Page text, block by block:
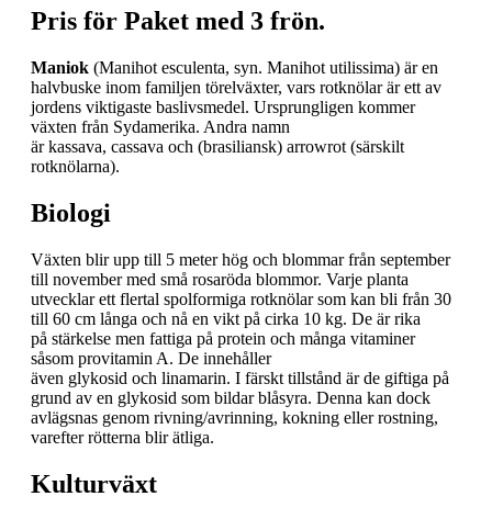
Pris för Paket med 3 frön.
Maniok (Manihot esculenta, syn. Manihot utilissima) är en
halvbuske inom familjen törelväxter, vars rotknölar är ett av
jordens viktigaste baslivsmedel. Ursprungligen kommer
växten från Sydamerika. Andra namn
är kassava, cassava och (brasiliansk) arrowrot (särskilt
rotknölarna).
Biologi
Växten blir upp till 5 meter hög och blommar från september
till november med små rosaröda blommor. Varje planta
utvecklar ett flertal spolformiga rotknölar som kan bli från 30
till 60 cm långa och nå en vikt på cirka 10 kg. De är rika
på stärkelse men fattiga på protein och många vitaminer
såsom provitamin A. De innehåller
även glykosid och linamarin. I färskt tillstånd är de giftiga på
grund av en glykosid som bildar blåsyra. Denna kan dock
avlägsnas genom rivning/avrinning, kokning eller rostning,
varefter rötterna blir ätliga.
Kulturväxt